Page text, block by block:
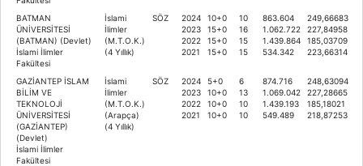
BATMAN
ÜNİVERSİTESİ
(BATMAN) (Devlet)
İslami İlimler
Fakültesi
İslami
İlimler
(M.T.O.K.)
(4 Yıllık)
SÖZ
2024
2023
2022
2021
10+0
15+0
15+0
15+0
10
16
15
15
863.604
1.062.722
1.439.864
534.342
249,66683
227,84958
185,03709
223,66314
GAZİANTEP İSLAM
BİLİM VE
TEKNOLOJİ
ÜNİVERSİTESİ
(GAZİANTEP)
(Devlet)
İslami İlimler
Fakültesi
İslami
İlimler
(M.T.O.K.)
(Arapça)
(4 Yıllık)
SÖZ
2024
2023
2022
2021
5+0
10+0
10+0
10+0
6
13
10
10
874.716
1.069.042
1.439.193
549.489
248,63094
227,28665
185,18021
218,87253